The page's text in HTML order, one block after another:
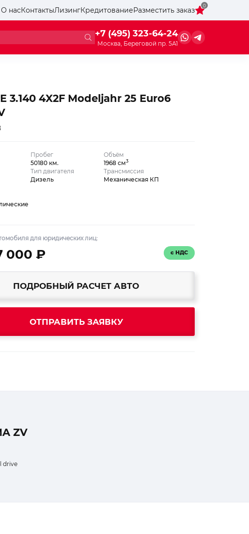
О насКонтактыЛизингКредитованиеРазместить заказ
0
+7 (495) 323-64-24
Москва, Береговой пр. 5А1
3.140 4X2F Modeljahr 25 Euro6
Пробег
50180 км.
Объём
1968 см3
Тип двигателя
Дизель
Трансмиссия
Механическая КП
для юридических лиц:
000 ₽ с НДС
ПОДРОБНЫЙ РАСЧЕТ АВТО
ОТПРАВИТЬ ЗАЯВКУ
ZV
drive